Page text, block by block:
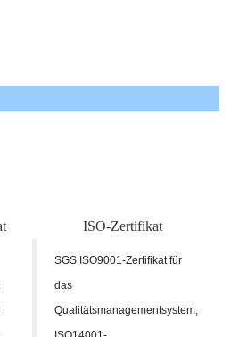
ISO-Zertifikat
SGS ISO9001-Zertifikat für
das
Qualitätsmanagementsystem,